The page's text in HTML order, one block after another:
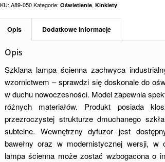
A89-050 Kategorie: Oświetlenie, Kinkiety
Opis Dodatkowe informacje
Opis
Szklana lampa ścienna zachwyca
wzornictwem – sprawdzi się doskonale do
w duchu nowoczesności. Model zapewnia
różnych materiałów. Produkt posiada
przezroczystej strukturze dmuchanego
subtelne. Wewnętrzny dyfuzor jest
bawełny oraz w modernistycznej wersji, w
lampa ścienna może zostać wzbogacona o